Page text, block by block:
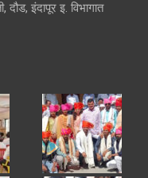
दौड, इंदापूर इ. विभागात